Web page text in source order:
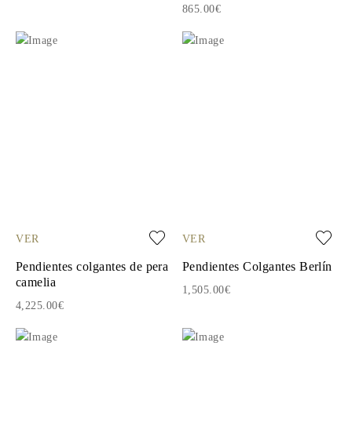
865.00€
VER
Pendientes colgantes de pera
camelia
4,225.00€
VER
Pendientes Colgantes Berlín
1,505.00€